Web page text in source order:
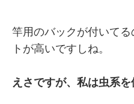
竿用のバックが付いて
トが高いですしね。
えさですが、私は虫系を